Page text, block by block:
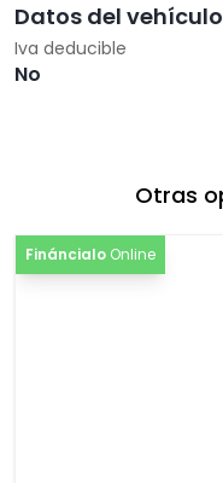
Datos del vehículo
Iva deducible
No
Otras
Fináncialo Online